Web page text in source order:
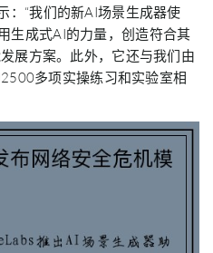
：“我们的新AI场景生成器使
生成式AI的力量，创造符合其
展方案。此外，它还与我们由
多项实操练习和实验室相